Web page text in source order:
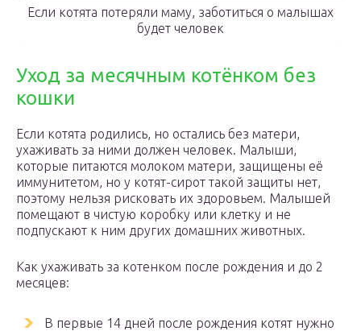
Если котята потеряли маму, заботиться о малышах
будет человек
Уход за месячным котёнком без
кошки
Если котята родились, но остались без матери,
ухаживать за ними должен человек. Малыши,
которые питаются молоком матери, защищены её
иммунитетом, но у котят-сирот такой защиты нет,
поэтому нельзя рисковать их здоровьем. Малышей
помещают в чистую коробку или клетку и не
подпускают к ним других домашних животных.
Как ухаживать за котенком после рождения и до 2
месяцев:
В первые 14 дней после рождения котят нужно